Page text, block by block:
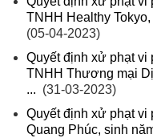
TNHH Healthy
(05-04-2023)
Quyết định xử phạt vi
TNHH Thương mại
... (31-03-2023)
Quyết định xử phạt vi
Quang Phúc, sinh